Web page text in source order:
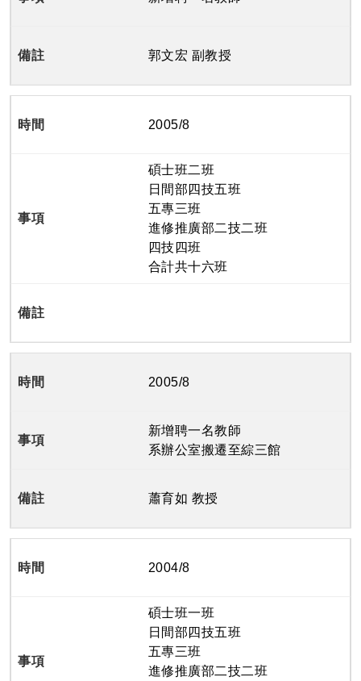
郭文宏 副教授
2005/8
碩士班二班
日間部四技五班
五專三班
進修推廣部二技二班
四技四班
合計共十六班
2005/8
新增聘一名教師
系辦公室搬遷至綜三館
蕭育如 教授
2004/8
碩士班一班
日間部四技五班
五專三班
進修推廣部二技二班